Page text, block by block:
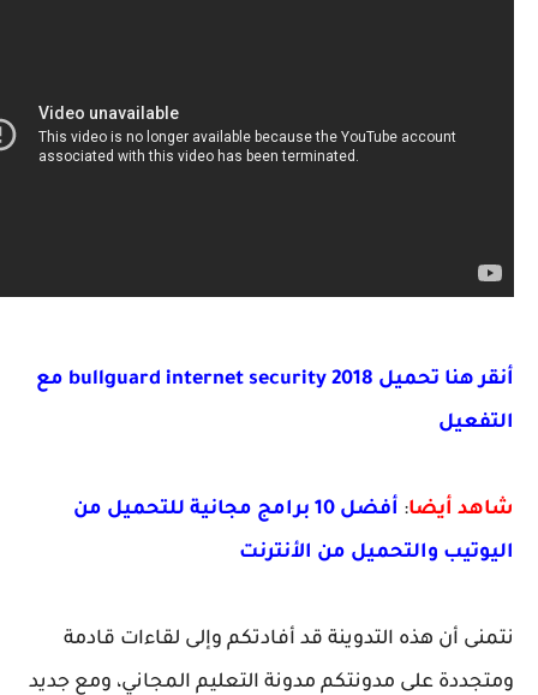
أنقر هنا تحميل bullguard internet security 2018 مع
أيضا:
أفضل 10 برامج مجانية للتحميل من
والتحميل من الأنترنت
أن هذه التدوينة قد أفادتكم وإلى لقاءات قادمة
على مدونتكم مدونة التعليم المجاني، ومع جديد